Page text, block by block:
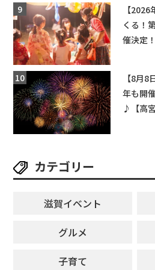
【
くる！
催決定
【8月
年も開
♪【高
カテゴリー
滋賀イベント
グルメ
子育て